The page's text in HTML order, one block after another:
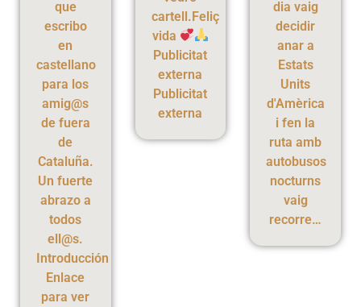
que
escribo
en
castellano
para los
amig@s
de fuera
de
Cataluña.
Un fuerte
abrazo a
todos
ell@s.
Introducción
Enlace
para ver
cartell.Feliç
vida
Publicitat
externa
Publicitat
externa
dia vaig
decidir
anar a
Estats
Units
d'Amèrica
i fen la
ruta amb
autobusos
nocturns
vaig
recorre…